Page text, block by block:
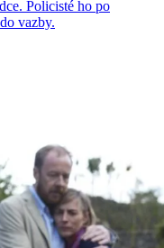
Policisté ho po
vazby.